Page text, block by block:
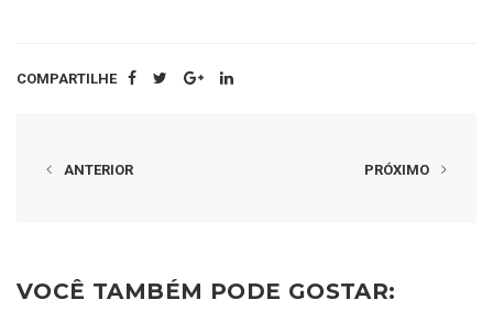
COMPARTILHE
ANTERIOR PRÓXIMO
VOCÊ TAMBÉM PODE GOSTAR: